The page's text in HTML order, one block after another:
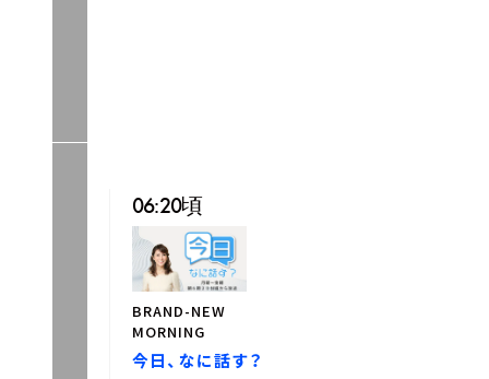
06:20頃
BRAND-NEW
MORNING
今日、なに話す？